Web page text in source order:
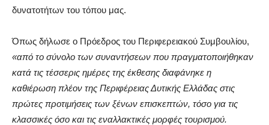
δυνατοτήτων του τόπου μας.
Όπως δήλωσε ο Πρόεδρος του Περιφερειακού Συμβουλίου,
«από το σύνολο των συναντήσεων που πραγματοποιήθηκαν
κατά τις τέσσερις ημέρες της έκθεσης διαφάνηκε η
καθιέρωση πλέον της Περιφέρειας Δυτικής Ελλάδας στις
πρώτες προτιμήσεις των ξένων επισκεπτών, τόσο για τις
κλασσικές όσο και τις εναλλακτικές μορφές τουρισμού.